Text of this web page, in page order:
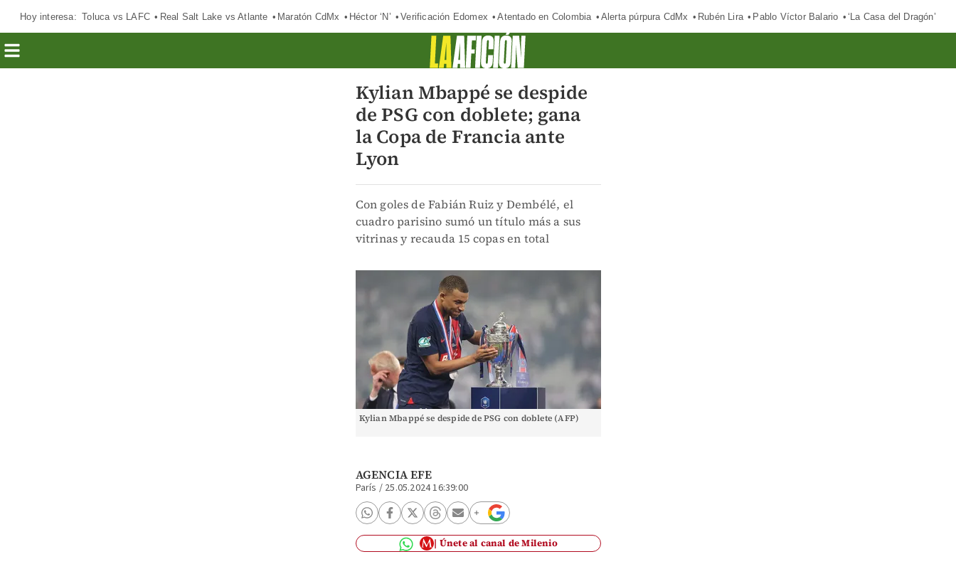
Hoy interesa: Toluca vs LAFC Real Salt Lake vs Atlante Maratón CdMx Héctor ‘N’ Verificación Edomex Atentado en Colombia Alerta púrpura CdMx Rubén Lira Pablo Víctor Balario ‘La Casa del Dragón’
Kylian Mbappé se despide
de PSG con doblete; gana
la Copa de Francia ante
Lyon
Con goles de Fabián Ruiz y Dembélé, el
cuadro parisino sumó un título más a sus
vitrinas y recauda 15 copas en total
Kylian Mbappé se despide de PSG con doblete (AFP)
AGENCIA EFE
París / 25.05.2024 16:39:00
Únete al canal de Milenio